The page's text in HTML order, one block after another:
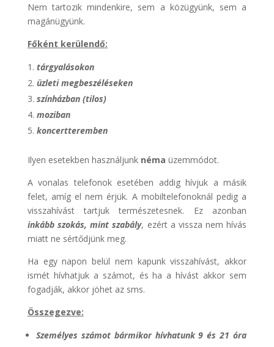
Nem tartozik mindenkire, sem a közügyünk, sem a
magánügyünk.
Főként kerülendő:
tárgyalásokon
üzleti megbeszéléseken
színházban (tilos)
moziban
koncertteremben
Ilyen esetekben használjunk néma üzemmódot.
A vonalas telefonok esetében addig hívjuk a másik
felet, amíg el nem érjük. A mobiltelefonoknál pedig a
visszahívást tartjuk természetesnek. Ez azonban
inkább szokás, mint szabály, ezért a vissza nem hívás
miatt ne sértődjünk meg.
Ha egy napon belül nem kapunk visszahívást, akkor
ismét hívhatjuk a számot, és ha a hívást akkor sem
fogadják, akkor jöhet az sms.
Összegezve:
Személyes számot bármikor hívhatunk 9 és 21 óra